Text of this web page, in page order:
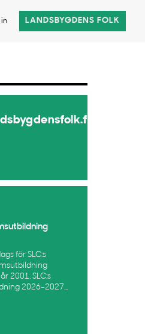
in LANDSBYGDENS FOLK
för SLC:s
2001. SLC:s
2026–2027...